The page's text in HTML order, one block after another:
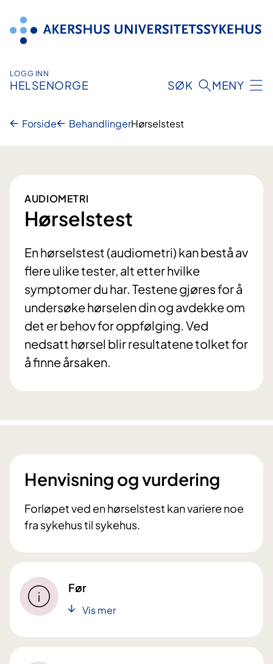
innhold
LOGG INN
HELSENORGE SØK MENY
Forside BehandlingerHørselstest
AUDIOMETRI
Hørselstest
En hørselstest (audiometri) kan bestå av
flere ulike tester, alt etter hvilke
symptomer du har. Testene gjøres for å
undersøke hørselen din og avdekke om
det er behov for oppfølging. Ved
nedsatt hørsel blir resultatene tolket for
å finne årsaken.
Henvisning og vurdering
Forløpet ved en hørselstest kan variere noe
fra sykehus til sykehus.
Før
Vis mer